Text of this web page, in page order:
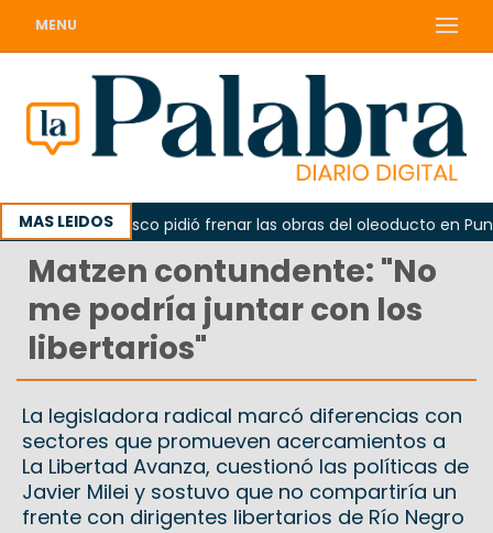
MENU
MAS LEIDOS
La Unesco pidió frenar las obras del oleoducto en Punta
Matzen contundente: "No
me podría juntar con los
libertarios"
La legisladora radical marcó diferencias con
sectores que promueven acercamientos a
La Libertad Avanza, cuestionó las políticas de
Javier Milei y sostuvo que no compartiría un
frente con dirigentes libertarios de Río Negro